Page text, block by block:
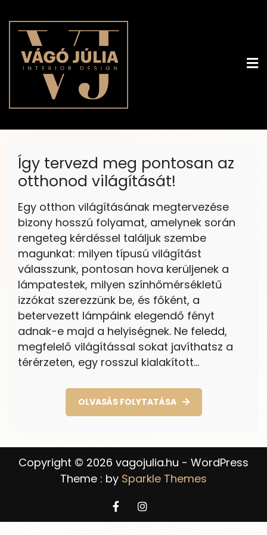
to
content
vagojulia.hu
Így tervezd meg pontosan az
otthonod világítását!
Egy otthon világításának megtervezése
bizony hosszú folyamat, amelynek során
rengeteg kérdéssel találjuk szembe
magunkat: milyen típusú világítást
válasszunk, pontosan hova kerüljenek a
lámpatestek, milyen színhőmérsékletű
izzókat szerezzünk be, és főként, a
betervezett lámpáink elegendő fényt
adnak-e majd a helyiségnek. Ne feledd,
megfelelő világítással sokat javíthatsz a
térérzeten, egy rosszul kialakított…
OLVASÁS FOLYTATÁSA
Copyright © 2026 vagojulia.hu - WordPress
Theme : by Sparkle Themes